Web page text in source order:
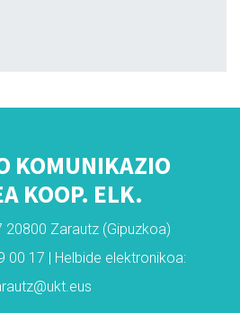
KOMUNIKAZIO
KOOP. ELK.
20800 Zarautz (Gipuzkoa)
00 17 | Helbide elektronikoa: